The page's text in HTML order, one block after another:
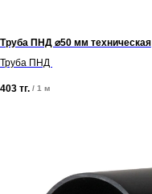
Труба ПНД ⌀50 мм техническая
Труба ПНД
403 тг. / 1 м